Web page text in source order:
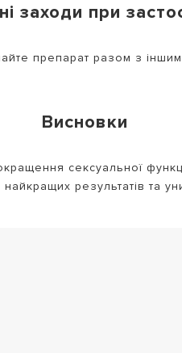
заходи при
препарат разом з
Висновки
сексуальної
результатів та